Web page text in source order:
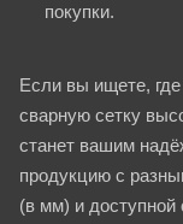
покупки.
Если вы ищете,
сварную сетку
станет вашим
продукцию с
(в мм) и